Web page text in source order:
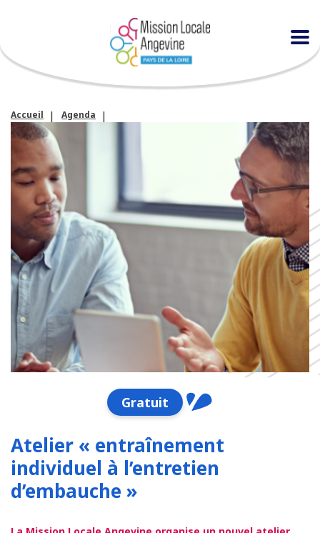
Accueil
Agenda
Atelier « entraînement individuel à l’entretien d’embauche »
Gratuit
Atelier « entraînement
individuel à l’entretien
d’embauche »